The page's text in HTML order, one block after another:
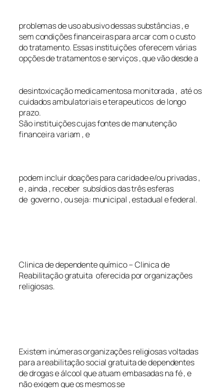
problemas de uso abusivo dessas substâncias , e
sem condições financeiras para arcar com o custo
do tratamento. Essas instituições oferecem várias
opções de tratamentos e serviços , que vão desde a
desintoxicação medicamentosa monitorada , até os
cuidados ambulatoriais e terapeuticos de longo
prazo.
São instituições cujas fontes de manutenção
financeira variam , e
podem incluir doações para caridade e/ou privadas ,
e , ainda , receber subsídios das três esferas
de governo , ou seja: municipal , estadual e federal.
Clinica de dependente químico – Clinica de
Reabilitação gratuita oferecida por organizações
religiosas.
Existem inúmeras organizações religiosas voltadas
para a reabilitação social gratuita de dependentes
de drogas e álcool que atuam embasadas na fé , e
não exigem que os mesmos se